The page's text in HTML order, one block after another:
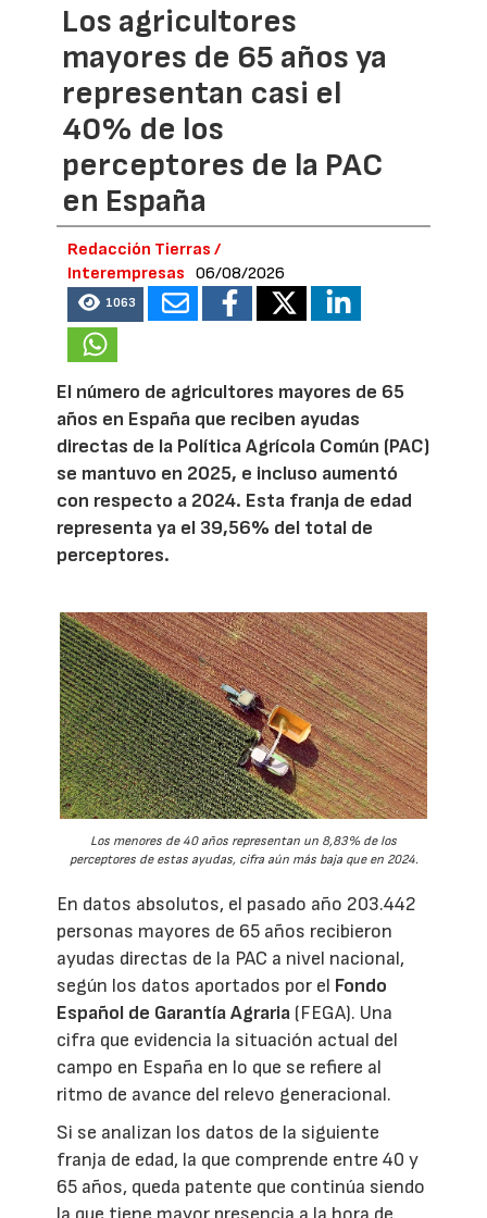
Los agricultores
mayores de 65 años ya
representan casi el
40% de los
perceptores de la PAC
en España
Redacción Tierras /
Interempresas
06/08/2026
1063
El número de agricultores mayores de 65
años en España que reciben ayudas
directas de la Política Agrícola Común (PAC)
se mantuvo en 2025, e incluso aumentó
con respecto a 2024. Esta franja de edad
representa ya el 39,56% del total de
perceptores.
Los menores de 40 años representan un 8,83% de los
perceptores de estas ayudas, cifra aún más baja que en 2024.
En datos absolutos, el pasado año 203.442
personas mayores de 65 años recibieron
ayudas directas de la PAC a nivel nacional,
según los datos aportados por el Fondo
Español de Garantía Agraria (FEGA). Una
cifra que evidencia la situación actual del
campo en España en lo que se refiere al
ritmo de avance del relevo generacional.
Si se analizan los datos de la siguiente
franja de edad, la que comprende entre 40 y
65 años, queda patente que continúa siendo